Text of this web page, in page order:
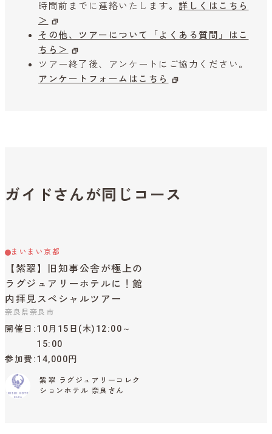
時間前までに連絡いたします。 詳しくはこちら
＞
その他、ツアーについて「よくある質問」はこ
ちら＞
ツアー終了後、アンケートにご協力ください。
アンケートフォームはこちら
ガイドさんが同じコース
まいまい京都
【紫翠】旧知事公舎が極上の
ラグジュアリーホテルに！館
内拝見スペシャルツアー
奈良県奈良市
開催日
10月15日(木)12:00～
15:00
参加費 14,000円
紫翠 ラグジュアリーコレク
ションホテル 奈良さん